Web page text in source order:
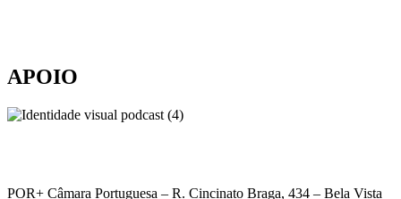
APOIO
POR+ Câmara Portuguesa – R. Cincinato Braga, 434 – Bela Vista